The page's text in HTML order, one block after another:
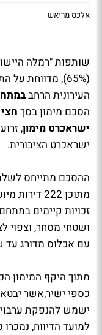
אלכס מריאש
שותפות "רמלה
(65%), מדווחת
העירונית הרחב
הסכם מימון בסך
ישראכרט מימון,
ישראכרט הציבורית.
מתוכן 222
זכויות קיימים
עם אכלוס מדורג עד שנת
ישמש להנפקת